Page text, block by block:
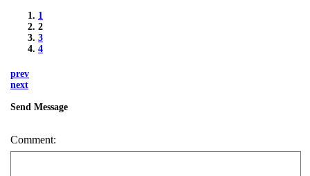
1
2
3
4
prev
next
Send Message
Comment: